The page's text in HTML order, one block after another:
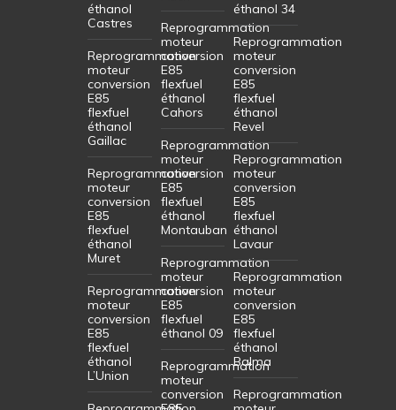
éthanol
Castres
Reprogrammation
moteur
conversion
E85
flexfuel
éthanol
Gaillac
Reprogrammation
moteur
conversion
E85
flexfuel
éthanol
Muret
Reprogrammation
moteur
conversion
E85
flexfuel
éthanol
L’Union
Reprogrammation
moteur
conversion
E85
flexfuel
éthanol
Cahors
Reprogrammation
moteur
conversion
E85
flexfuel
éthanol
Montauban
Reprogrammation
moteur
conversion
E85
flexfuel
éthanol 09
Reprogrammation
moteur
conversion
éthanol 34
Reprogrammation
moteur
conversion
E85
flexfuel
éthanol
Revel
Reprogrammation
moteur
conversion
E85
flexfuel
éthanol
Lavaur
Reprogrammation
moteur
conversion
E85
flexfuel
éthanol
Balma
Reprogrammation